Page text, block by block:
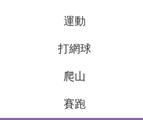
運動
打網球
爬山
賽跑